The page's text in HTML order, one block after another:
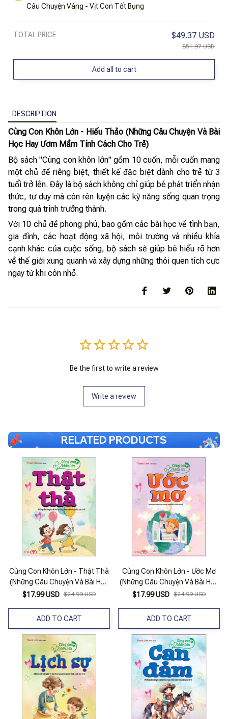
Câu Chuyện Vàng - Vịt Con Tốt Bụng
TOTAL PRICE $49.37 USD
$51.97 USD
Add all to cart
DESCRIPTION
Cùng Con Khôn Lớn - Hiếu Thảo (Những Câu Chuyện Và Bài
Học Hay Ươm Mầm Tính Cách Cho Trẻ)
Bộ sách "Cùng con khôn lớn" gồm 10 cuốn, mỗi cuốn mang
một chủ đề riêng biệt, thiết kế đặc biệt dành cho trẻ từ 3
tuổi trở lên. Đây là bộ sách không chỉ giúp bé phát triển nhận
thức, tư duy mà còn rèn luyện các kỹ năng sống quan trọng
trong quá trình trưởng thành.
Với 10 chủ đề phong phú, bao gồm các bài học về tình bạn,
gia đình, các hoạt động xã hội, môi trường và nhiều khía
cạnh khác của cuộc sống, bộ sách sẽ giúp bé hiểu rõ hơn
về thế giới xung quanh và xây dựng những thói quen tích cực
ngay từ khi còn nhỏ.
Be the first to write a review
Write a review
RELATED PRODUCTS
Cùng Con Khôn Lớn - Thật Thà
(Những Câu Chuyện Và Bài Học
Hay Ươm Mầm Tính Cách Cho
$17.99 USD $24.99 USD
ADD TO CART
Cùng Con Khôn Lớn - Ước Mơ
(Những Câu Chuyện Và Bài Học
Hay Ươm Mầm Tính Cách Cho
$17.99 USD $24.99 USD
ADD TO CART